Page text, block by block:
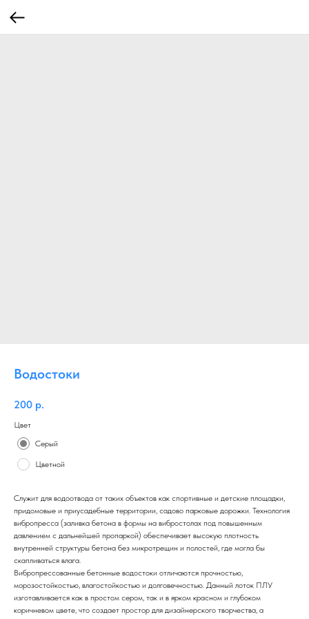
Водостоки
200 р.
Цвет
Серый
Цветной
Служит для водоотвода от таких объектов как спортивные и детские площадки,
придомовые и приусадебные территории, садово парковые дорожки. Технология
вибропресса (заливка бетона в формы на вибростолах под повышенным
давлением с дальнейшей пропаркой) обеспечивает высокую плотность
внутренней структуры бетона без микротрещин и полостей, где могла бы
скапливаться влага.
Вибропрессованные бетонные водостоки отличаются прочностью,
морозостойкостью, влагостойкостью и долговечностью. Данный лоток ПЛУ
изготавливается как в простом сером, так и в ярком красном и глубоком
коричневом цвете, что создает простор для дизайнерского творчества, а